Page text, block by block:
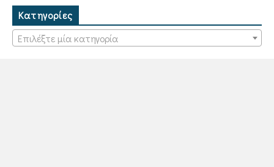
Κατηγορίες
Επιλέξτε μία κατηγορία